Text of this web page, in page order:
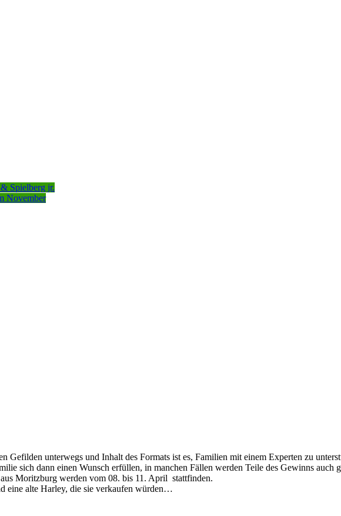
Spielberg jr.
November
Gefilden unterwegs und Inhalt des Formats ist es, Familien mit einem Experten zu
sich dann einen Wunsch erfüllen, in manchen Fällen werden Teile des Gewinns auch
Moritzburg werden vom 08. bis 11. April stattfinden.
eine alte Harley, die sie verkaufen würden…